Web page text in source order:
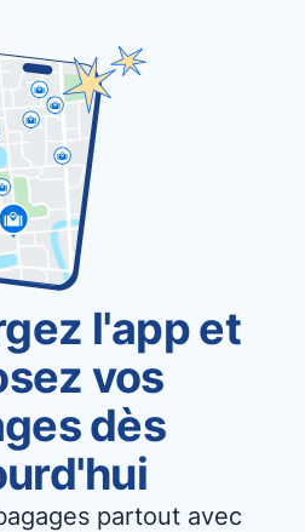
l'app et
vos
dès
partout avec